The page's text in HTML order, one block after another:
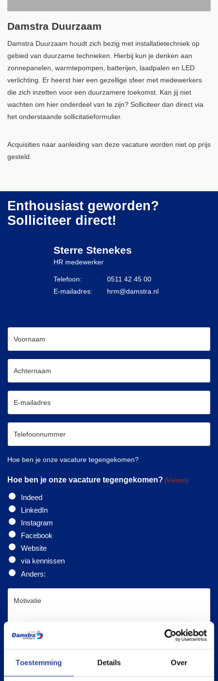
Toestemming Details Over
Damstra Duurzaam
Damstra Duurzaam houdt zich bezig met installatietechniek op
gebied van duurzame technieken. Hierbij kun je denken aan
zonnepanelen, warmtepompen, batterijen, laadpalen en LED
verlichting. Er heerst hier een gezellige sfeer met medewerkers
die zich inzetten voor een duurzamere toekomst. Kan jij niet
wachten om hier onderdeel van te zijn? Solliciteer dan direct via
het onderstaande sollicitatieformulier.
Acquisities naar aanleiding van deze vacature worden niet op prijs
gesteld.
Enthousiast geworden?
Solliciteer direct!
Sterre Stenekes
HR medewerker
Telefoon:
0511 42 45 00
E-mailadres:
hrm@damstra.nl
Hoe ben je onze vacature tegengekomen?
Hoe ben je onze vacature tegengekomen? (Vereist)
Indeed
LinkedIn
Instagram
Facebook
Website
via kennissen
Anders: